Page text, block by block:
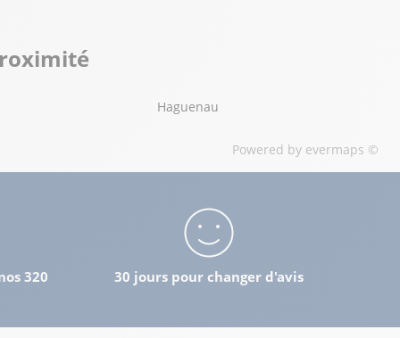
Haguenau
Powered by evermaps ©
320 30 jours pour changer d'avis